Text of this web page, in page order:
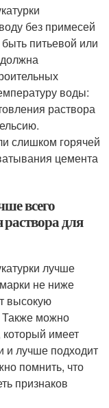
без примесей
питьевой или
воды:
раствора
слишком горячей
цемента
всего
раствора для
лучше
не ниже
высокую
Также можно
имеет
и лучше подходит
помнить, что
признаков